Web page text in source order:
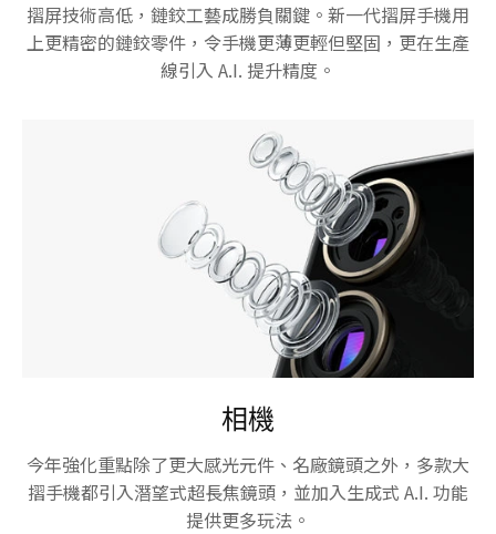
摺屏技術高低，鏈鉸工藝成勝負關鍵。新一代摺屏手機用
上更精密的鏈鉸零件，令手機更薄更輕但堅固，更在生產
線引入 A.I. 提升精度。
相機
今年強化重點除了更大感光元件、名廠鏡頭之外，多款大
摺手機都引入潛望式超長焦鏡頭，並加入生成式 A.I. 功能
提供更多玩法。